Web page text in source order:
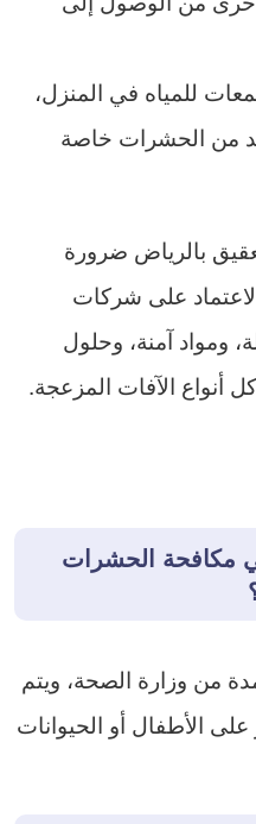
للمياه في المنزل،
من الحشرات خاصة
بالرياض ضرورة
على شركات
ومواد آمنة، وحلول
أنواع الآفات المزعجة.
مكافحة الحشرات
من وزارة الصحة، ويتم
الأطفال أو الحيوانات